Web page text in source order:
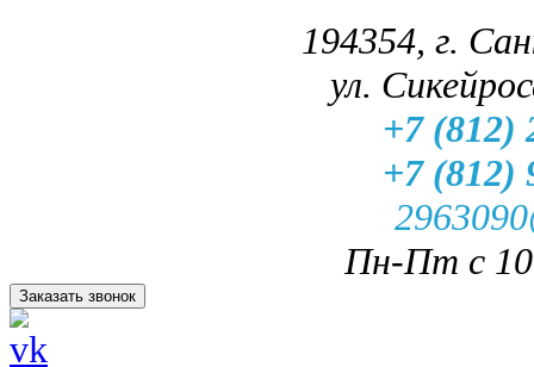
194354, г.
ул.
+7 (812)
+7 (812)
Пн-Пт с
Заказать звонок